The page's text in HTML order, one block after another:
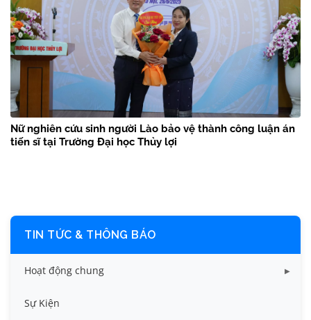
Nữ nghiên cứu sinh người Lào bảo vệ thành công luận án
tiến sĩ tại Trường Đại học Thủy lợi
TIN TỨC & THÔNG BÁO
Hoạt động chung
Tin công tác sinh viên
Sự Kiện